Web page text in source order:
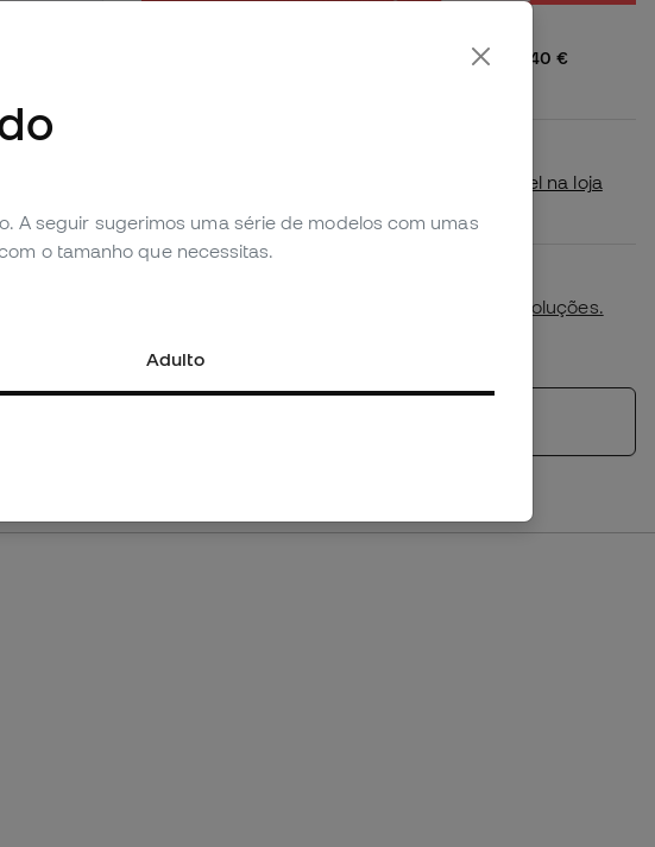
Envio gratuito a Portugal a partir de 40 €
Verifica se este produto está disponível na loja
política de devoluções.
A seguir sugerimos uma série de modelos com umas
o tamanho que necessitas.
Adulto